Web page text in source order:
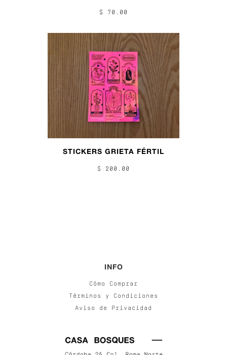
$ 70.00
STICKERS GRIETA FÉRTIL
$ 200.00
INFO
Cómo Comprar
Términos y Condiciones
Aviso de Privacidad